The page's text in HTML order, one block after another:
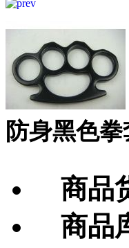
防身黑色拳
商品
商品